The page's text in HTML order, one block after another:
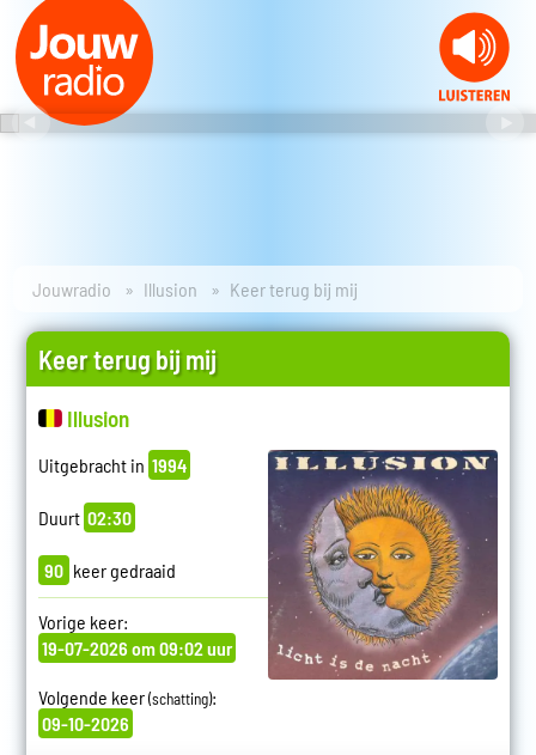
Jouwradio Illusion Keer terug bij mij
Keer terug bij mij
Illusion
Uitgebracht in 1994
Duurt 02:30
90 keer gedraaid
Vorige keer:
19-07-2026 om 09:02 uur
Volgende keer(schatting):
09-10-2026